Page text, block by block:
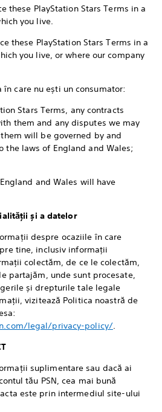
these PlayStation Stars Terms in a
you live.
these PlayStation Stars Terms in a
you live, or where our company
în care nu ești un consumator:
Stars Terms, any contracts
them and any disputes we may
will be governed by and
the laws of England and Wales;
and Wales will have
și a datelor
despre ocaziile în care
tine, inclusiv informații
colectăm, de ce le colectăm,
partajăm, unde sunt procesate,
și drepturile tale legale
vizitează Politica noastră de
legal/privacy-policy/.
suplimentare sau dacă ai
tău PSN, cea mai bună
este prin intermediul site-ului